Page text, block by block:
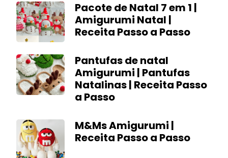
Pacote de Natal 7 em 1 |
Amigurumi Natal |
Receita Passo a Passo
Pantufas de natal
Amigurumi | Pantufas
Natalinas | Receita Passo
a Passo
M&Ms Amigurumi |
Receita Passo a Passo